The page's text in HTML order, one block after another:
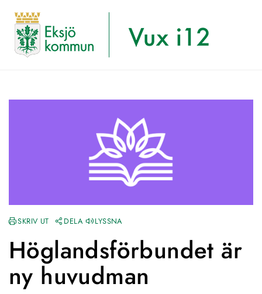
SKRIV UT DELA LYSSNA
Höglandsförbundet är
ny huvudman